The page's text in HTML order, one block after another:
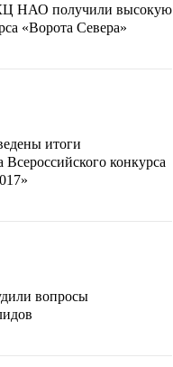
НАО получили высокую
«Ворота Севера»
итоги
Всероссийского конкурса
вопросы